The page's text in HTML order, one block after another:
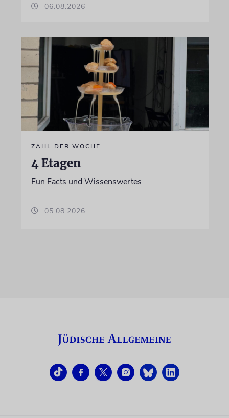
06.08.2026
ZAHL DER WOCHE
4 Etagen
Fun Facts und Wissenswertes
05.08.2026